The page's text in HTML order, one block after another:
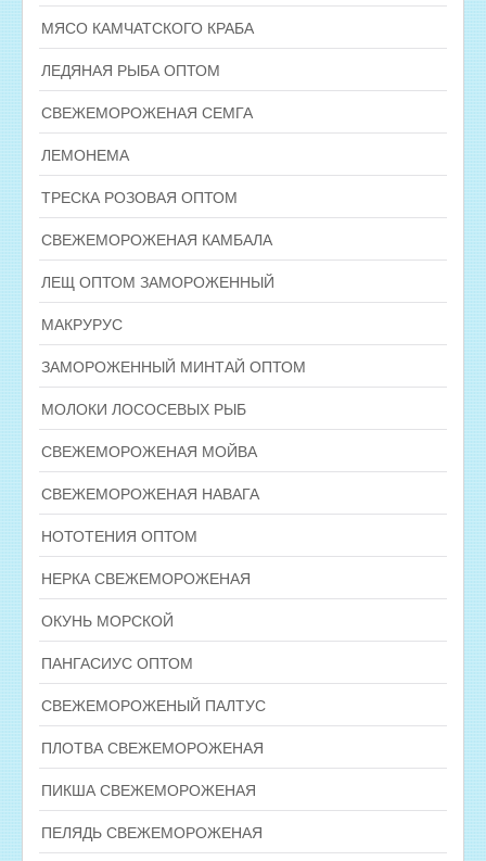
МЯСО КАМЧАТСКОГО КРАБА
ЛЕДЯНАЯ РЫБА ОПТОМ
СВЕЖЕМОРОЖЕНАЯ СЕМГА
ЛЕМОНЕМА
ТРЕСКА РОЗОВАЯ ОПТОМ
СВЕЖЕМОРОЖЕНАЯ КАМБАЛА
ЛЕЩ ОПТОМ ЗАМОРОЖЕННЫЙ
МАКРУРУС
ЗАМОРОЖЕННЫЙ МИНТАЙ ОПТОМ
МОЛОКИ ЛОСОСЕВЫХ РЫБ
СВЕЖЕМОРОЖЕНАЯ МОЙВА
СВЕЖЕМОРОЖЕНАЯ НАВАГА
НОТОТЕНИЯ ОПТОМ
НЕРКА СВЕЖЕМОРОЖЕНАЯ
ОКУНЬ МОРСКОЙ
ПАНГАСИУС ОПТОМ
СВЕЖЕМОРОЖЕНЫЙ ПАЛТУС
ПЛОТВА СВЕЖЕМОРОЖЕНАЯ
ПИКША СВЕЖЕМОРОЖЕНАЯ
ПЕЛЯДЬ СВЕЖЕМОРОЖЕНАЯ